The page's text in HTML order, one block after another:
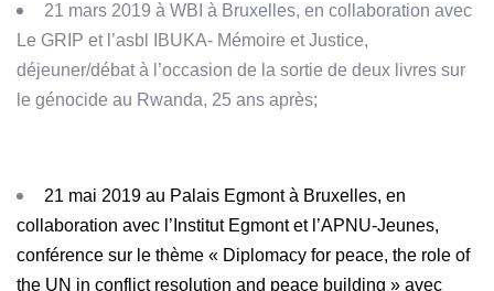
21 mars 2019 à WBI à Bruxelles, en collaboration avec
Le GRIP et l’asbl IBUKA- Mémoire et Justice,
déjeuner/débat à l’occasion de la sortie de deux livres sur
le génocide au Rwanda, 25 ans après;
21 mai 2019 au Palais Egmont à Bruxelles, en
collaboration avec l’Institut Egmont et l’APNU-Jeunes,
conférence sur le thème « Diplomacy for peace, the role of
the UN in conflict resolution and peace building » avec